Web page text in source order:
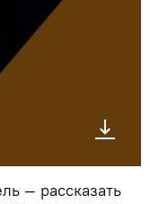
— рассказать